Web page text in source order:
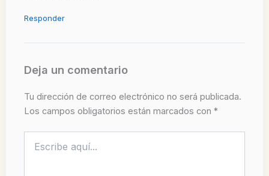
Responder
Deja un comentario
Tu dirección de correo electrónico no será publicada.
Los campos obligatorios están marcados con *
aquí...